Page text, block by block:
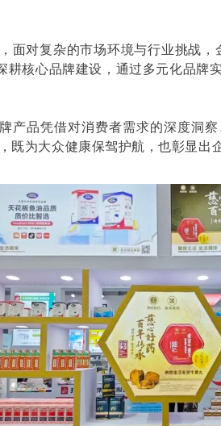
面对复杂的市场环境与行业挑战
耕核心品牌建设，通过多元化品牌
产品凭借对消费者需求的深度洞
既为大众健康保驾护航，也彰显出